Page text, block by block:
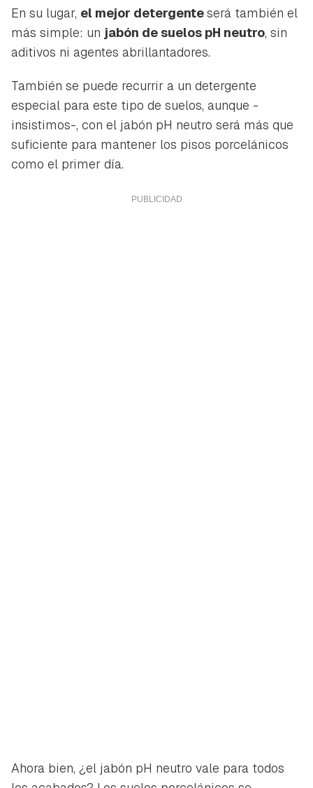
En su lugar, el mejor detergenteserá también el
más simple: un jabón de suelos pH neutro, sin
aditivos ni agentes abrillantadores.
También se puede recurrir a un detergente
especial para este tipo de suelos, aunque -
insistimos-, con el jabón pH neutro será más que
suficiente para mantener los pisos porcelánicos
como el primer día.
Ahora bien, ¿el jabón pH neutro vale para todos